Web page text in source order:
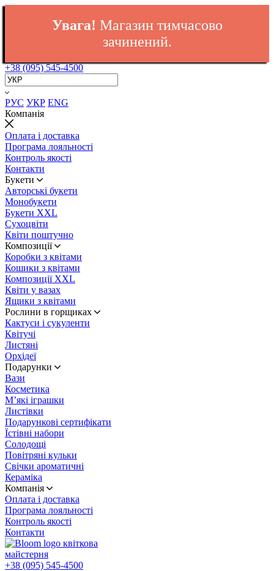
Увага! Магазин тимчасово
зачинений.
+38 (095) 545-4500
РУС УКР ENG
Компанія
Оплата і доставка
Програма лояльності
Контроль якості
Контакти
Букети
Авторські букети
Монобукети
Букети XXL
Cухоцвіти
Квіти поштучно
Композиції
Коробки з квітами
Кошики з квітами
Композиції XXL
Квіти у вазах
Ящики з квітами
Рослини в горщиках
Кактуси і сукуленти
Квітучі
Листяні
Орхідеї
Подарунки
Вази
Косметика
М’які іграшки
Листівки
Подарункові сертифікати
Їстівні набори
Солодощі
Повітряні кульки
Свічки ароматичні
Кераміка
Компанія
Оплата і доставка
Програма лояльності
Контроль якості
Контакти
квіткова
майстерня
+38 (095) 545-4500